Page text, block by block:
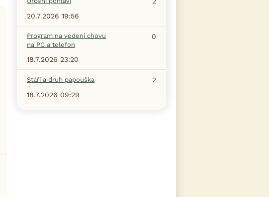
20.7.2026 19:56
Program na vedení chovu
na PC a telefon
0
18.7.2026 23:20
Stáří a druh papouška
2
18.7.2026 09:29